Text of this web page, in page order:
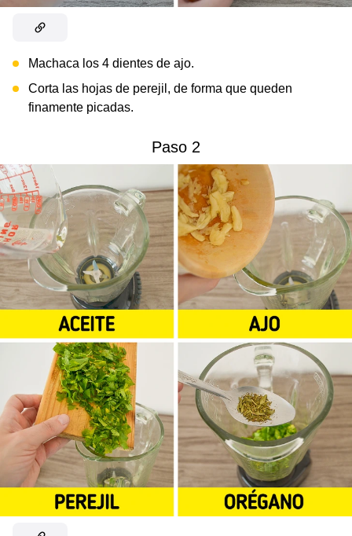
Machaca los 4 dientes de ajo.
Corta las hojas de perejil, de forma que queden
finamente picadas.
Paso 2